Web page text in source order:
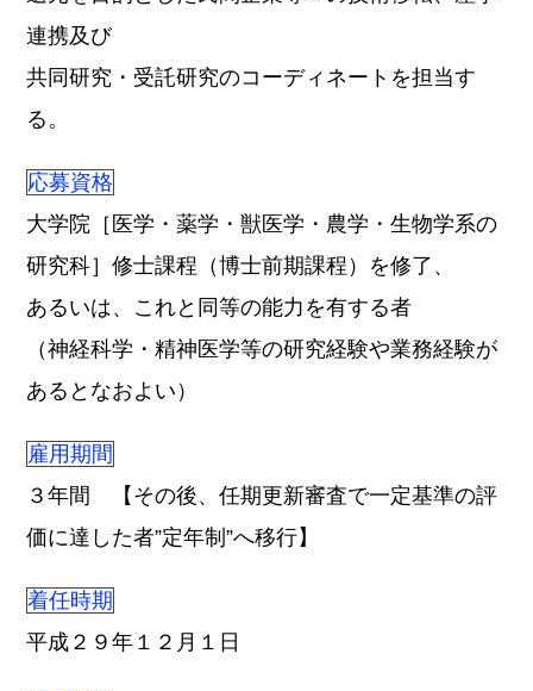
連携及び
共同研究・受託研究のコーディネートを担当す
る。
応募資格
大学院［医学・薬学・獣医学・農学・生物学系の
研究科］修士課程（博士前期課程）を修了、
あるいは、これと同等の能力を有する者
（神経科学・精神医学等の研究経験や業務経験が
あるとなおよい）
雇用期間
３年間 【その後、任期更新審査で一定基準の評
価に達した者”定年制”へ移行】
着任時期
平成２９年１２月１日